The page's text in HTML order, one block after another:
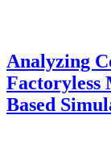
Analyzing
Factoryless
Based